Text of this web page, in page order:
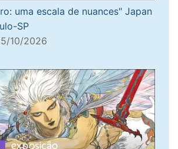
uma escala de nuances" Japan
SP
10/2026